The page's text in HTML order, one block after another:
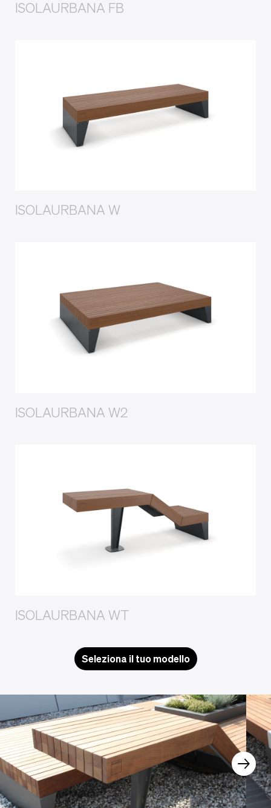
ISOLAURBANA FB
ISOLAURBANA W
ISOLAURBANA W2
ISOLAURBANA WT
Seleziona il tuo modello